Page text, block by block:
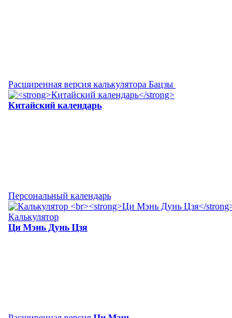
Расширенная версия калькулятора Бацзы
Китайский календарь
Персональный календарь
Калькулятор
Ци Мэнь Дунь Цзя